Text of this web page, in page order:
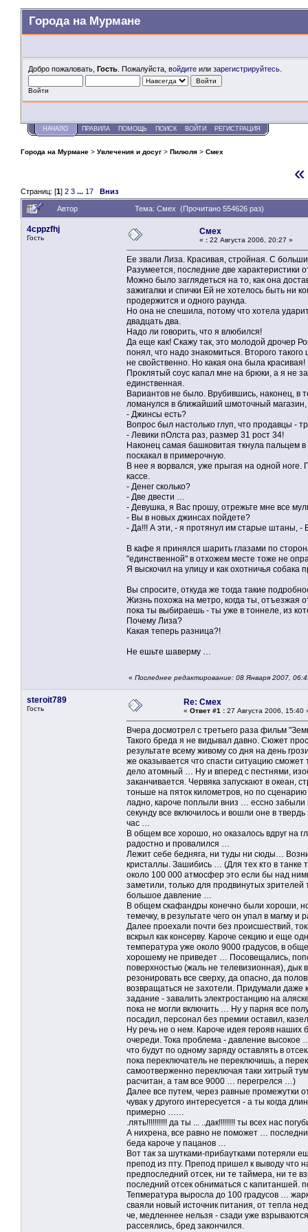
Города на Мурмане
Добро пожаловать, Гость . Пожалуйста, войдите или зарегистрируйтесь
Войти
НАЧАЛО ПРАВИЛА ПОМОЩЬ ПОИСК ВОЙТИ РЕГИСТРАЦИЯ
Города на Мурмане > Увлечения и досуг > Пилюля > Смех
Страниц: [1] 2 3 ... 17 Вниз
Автор Тема: Смех (Прочитано 554626 раз)
4cppzfhj
Гость
Смех
« : 22 Августа 2006, 20:27 »
Ее звали Лиза. Красивая, стройная. С
Разумеется, последние две характеристики
Можно было заглядеться на то, как она
зажигалки и спички Ей не хотелось быть ни
продержится и одного раунда.
Но она не спешила, потому что хотела
двадцать два.
Надо ли говорить, что я влюбился!
Да еще как! Скажу так, это молодой дрочер
понял, что надо знакомиться. Второго
не свойственно. Но какая она была
Проклятый соус капал мне на брюки, а я не
единственная.
Вариантов не было. Врубившись, наконец, в
ломанулся в ближайший шмоточный
- Джинсы есть?
Вопрос был настолько глуп, что продавцы -
- Левики пОлста раз, размер 31 рост 34!
Наконец самая башковитая ткнула пальцем
поскакал в примерочную.
В нее я ворвался, уже прыгая на одной
кассе.
- Денег сколько?
- Две двести …
- Девушка, я Вас прошу, отрежьте мне все
- Вы в новых джинсах пойдете?
- Да!!! А эти, - я протянул им старые штаны, -
В кафе я принялся шарить глазами по
"единственной" в отхожем месте тоже не
Я выскочил на улицу и как охотничья
Вы спросите, откуда же тогда такие
Жизнь похожа на метро, когда ты, отъезжая
пока ты выбираешь - ты уже в тоннеле, из
Почему Лиза?
Какая теперь разница?!
Не ешьте шаверму …
« Последнее редактирование: 08 Января 2007,
steroit789
Гость
Re: Смех
« Ответ #1 : 27 Августа 2006, 15:40
Вчера досмотрел с третьего раза фильм
Такого бреда я не видывал давно. Сюжет
результате всему живому со дня на день
же оказывается что спасти ситуацию сможет
дело атомный … Ну и вперед с пестнями,
заканчивается. Червяка запускают в океан,
тоньше на пяток километров, но по сценарию
ладно, кароче поплыли вниз … ессно забыли
секунду все включилось и вошли оне в
час …
В общем все хорошо, но оказалось вдруг на
радостно и провалился …
Лежит себе бедняга, ни туды ни сюды…
кристаллы. Зашибись … (Для тех кто в
около 100 000 атмосфер это если бы над
заметили, только для продвинутых
большое давление …
В общем скафандры конечно были хороши,
темечку, в результате чего он упал в магму
Далее проехали почти без происшествий,
вскрыл как консерву. Кароче секцию и еще
температура уже около 9000 градусов, в
хорошему не приведет … Посовещались,
поверхностью (жаль не телевизионная), дык
резонировать все сверху, да опасно, да
возвращаться не захотели. Придумали даже
задание - завалить электростанцию на
пока не могли включить … Ну у парня все
посадил, персонал без премии оставил,
Ну речь не о нем. Кароче идея герояв наших
очереди. Тока проблема - давление
что будут по одному заряду оставлять в
пока переключатель не переключишь, а
самоотверженно переключая таки хитрый
расчитан, а там все 9000 … перегрелся …)
Далее все путем, через равные промежутки
чувак у другого интересуется - а ты когда
примерно ……
.лять!!!!!!!!!! да ты ... ..дак!!!!!!!! ты всех нас
А нихрена, все равно не поможет …
беда кароче у пацанов …
Вот так за шутками-прибаутками потеряли
препод из пту. Препод пришел к выводу что
предпоследний отсек, ни те таймера, ни те
последний отсек обниматься с капитаншей.
Тепмература выросла до 100 градусов …
сваяли новый источник питания, от тепла
че, медленнее нельзя - сзади уже
рассеялись, бред закончился.